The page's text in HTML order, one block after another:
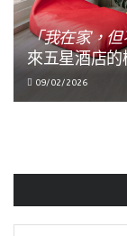
「我在家，
來五星酒店
09/02/2026